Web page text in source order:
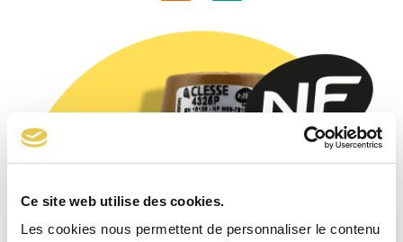
Ce site web utilise des cookies.
Les cookies nous permettent de personnaliser le contenu